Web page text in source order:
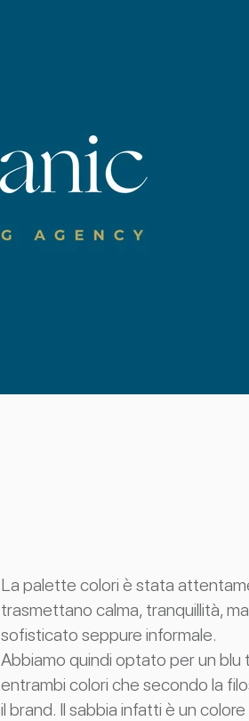
La palette colori è stata
trasmettano calma, tranquillità,
sofisticato seppure informale.
Abbiamo quindi optato per un
entrambi colori che secondo la
il brand. Il sabbia infatti è un